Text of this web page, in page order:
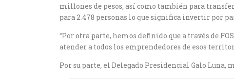
millones de pesos, así como también para
para 2.478 personas lo que significa invertir por
“Por otra parte, hemos definido que a través de
atender a todos los emprendedores de esos
Por su parte, el Delegado Presidencial Galo Luna,